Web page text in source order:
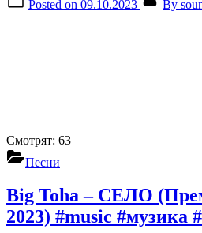
Posted on 09.10.2023 By
Смотрят: 63
Песни
Big Toha – СЕЛО
2023) #music #музика